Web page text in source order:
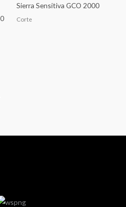
Sierra Sensitiva GCO 2000
Corte